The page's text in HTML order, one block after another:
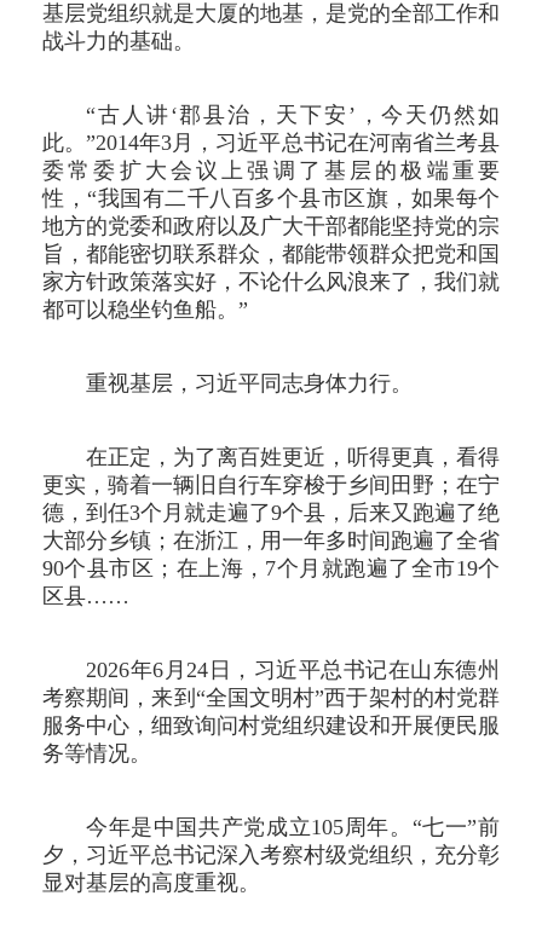
基层党组织就是大厦的地基，是党的全部工作和
战斗力的基础。
“古人讲‘郡县治，天下安’，今天仍然如
此。”2014年3月，习近平总书记在河南省兰考县
委常委扩大会议上强调了基层的极端重要
性，“我国有二千八百多个县市区旗，如果每个
地方的党委和政府以及广大干部都能坚持党的宗
旨，都能密切联系群众，都能带领群众把党和国
家方针政策落实好，不论什么风浪来了，我们就
都可以稳坐钓鱼船。”
重视基层，习近平同志身体力行。
在正定，为了离百姓更近，听得更真，看得
更实，骑着一辆旧自行车穿梭于乡间田野；在宁
德，到任3个月就走遍了9个县，后来又跑遍了绝
大部分乡镇；在浙江，用一年多时间跑遍了全省
90个县市区；在上海，7个月就跑遍了全市19个
区县……
2026年6月24日，习近平总书记在山东德州
考察期间，来到“全国文明村”西于架村的村党群
服务中心，细致询问村党组织建设和开展便民服
务等情况。
今年是中国共产党成立105周年。“七一”前
夕，习近平总书记深入考察村级党组织，充分彰
显对基层的高度重视。